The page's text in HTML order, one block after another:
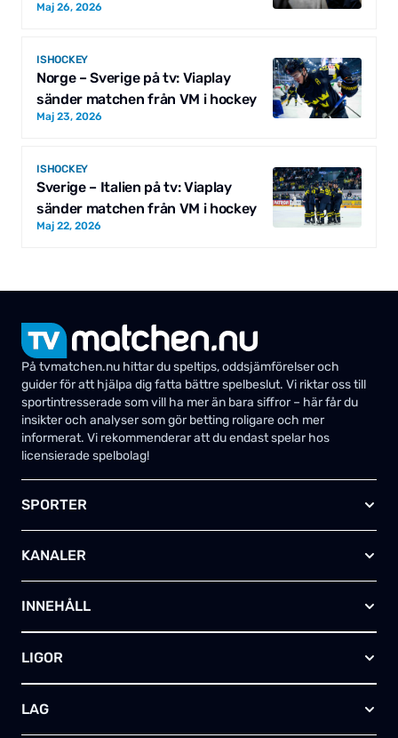
Maj 26, 2026
ISHOCKEY
Norge – Sverige på tv: Viaplay
sänder matchen från VM i hockey
Maj 23, 2026
ISHOCKEY
Sverige – Italien på tv: Viaplay
sänder matchen från VM i hockey
Maj 22, 2026
På tvmatchen.nu hittar du speltips, oddsjämförelser och
guider för att hjälpa dig fatta bättre spelbeslut. Vi riktar oss till
sportintresserade som vill ha mer än bara siffror – här får du
insikter och analyser som gör betting roligare och mer
informerat. Vi rekommenderar att du endast spelar hos
licensierade spelbolag!
SPORTER
Ishockey
Amerikansk fotboll
Basket
Bandy
Friidrott
KANALER
TV4 Play Sport Total
Kanal 5
HBO Max (SE)
INNEHÅLL
Kontakta oss
Annonsera
Skapa egen TV-tablå
LIGOR
Championship
LAG